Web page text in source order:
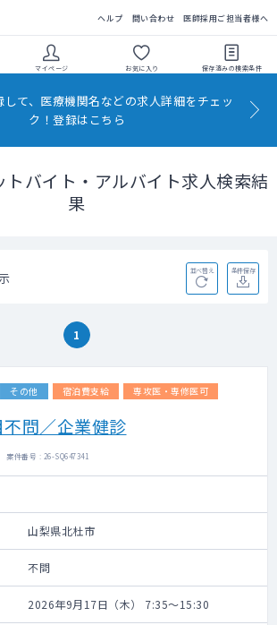
ヘルプ 問い合わせ 医師採用ご担当者様へ
マイページ お気に入り 保存済みの検索条件
して、医療機関名などの求人詳細をチェッ
ク！登録はこちら
トバイト・アルバイト求人検索結
果
並べ替え 条件保存
1
その他 宿泊費支給 専攻医・専修医可
問／企業健診
案件番号 : 26-SQ647341
山梨県北杜市
不問
2026年9月17日（木） 7:35～15:30